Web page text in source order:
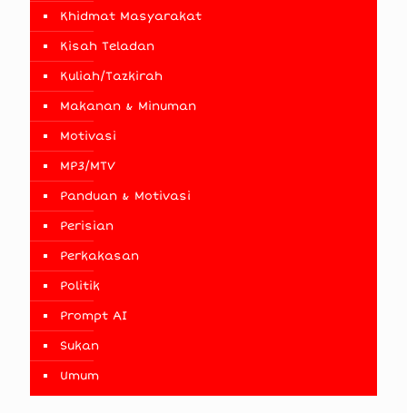
Khidmat Masyarakat
Kisah Teladan
Kuliah/Tazkirah
Makanan & Minuman
Motivasi
MP3/MTV
Panduan & Motivasi
Perisian
Perkakasan
Politik
Prompt AI
Sukan
Umum